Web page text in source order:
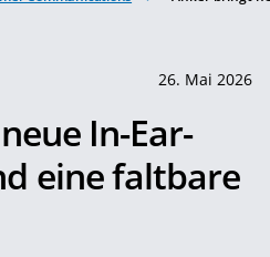
26. Mai 2026
In-Ear-
eine faltbare